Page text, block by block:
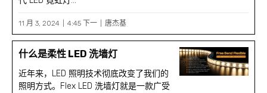
11 月 3, 2024 4:45 下一 唐杰基
什么是柔性 LED 洗墙灯
近年来，LED 照明技术彻底改变了我们的
照明方式。Flex LED 洗墙灯就是一款广受